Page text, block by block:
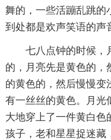
舞的，一些活蹦乱跳的
到处都是欢声笑语的声
七八点钟的时候，
的，月亮先是黄色的，
的黄色的，然后慢慢变
有一丝丝的黄色。月光
大地穿上了一件黄白色
孩子，老和星星捉迷藏